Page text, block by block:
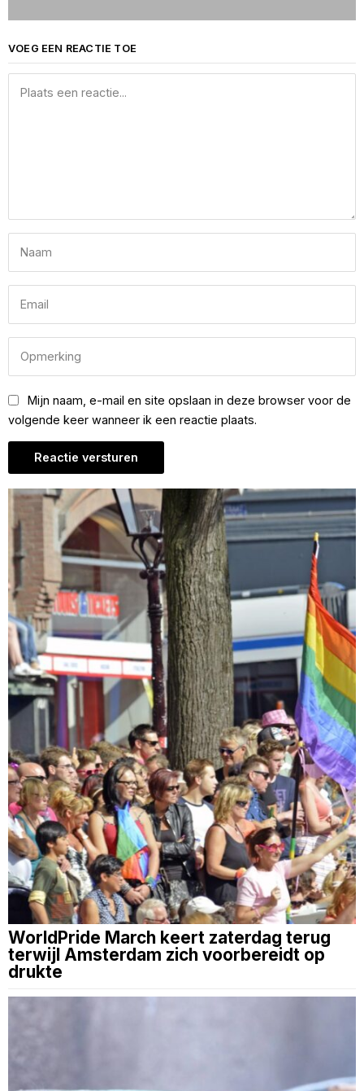
VOEG EEN REACTIE TOE
Mijn naam, e-mail en site opslaan in deze browser voor de
volgende keer wanneer ik een reactie plaats.
WorldPride March keert zaterdag terug
terwijl Amsterdam zich voorbereidt op
drukte